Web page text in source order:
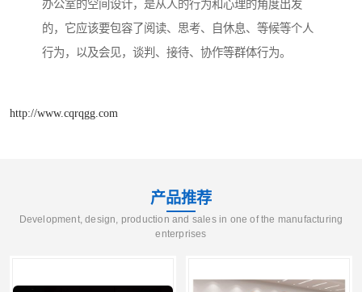
办公室的空间设计，是从人的行为和心理的角度出发
的，它应该要包容了阅读、思考、自休息、等候等个人
行为，以及会见，谈判、接待、协作等群体行为。
http://www.cqrqgg.com
产品推荐
Development, design, production and sales in one of the manufacturing
enterprises